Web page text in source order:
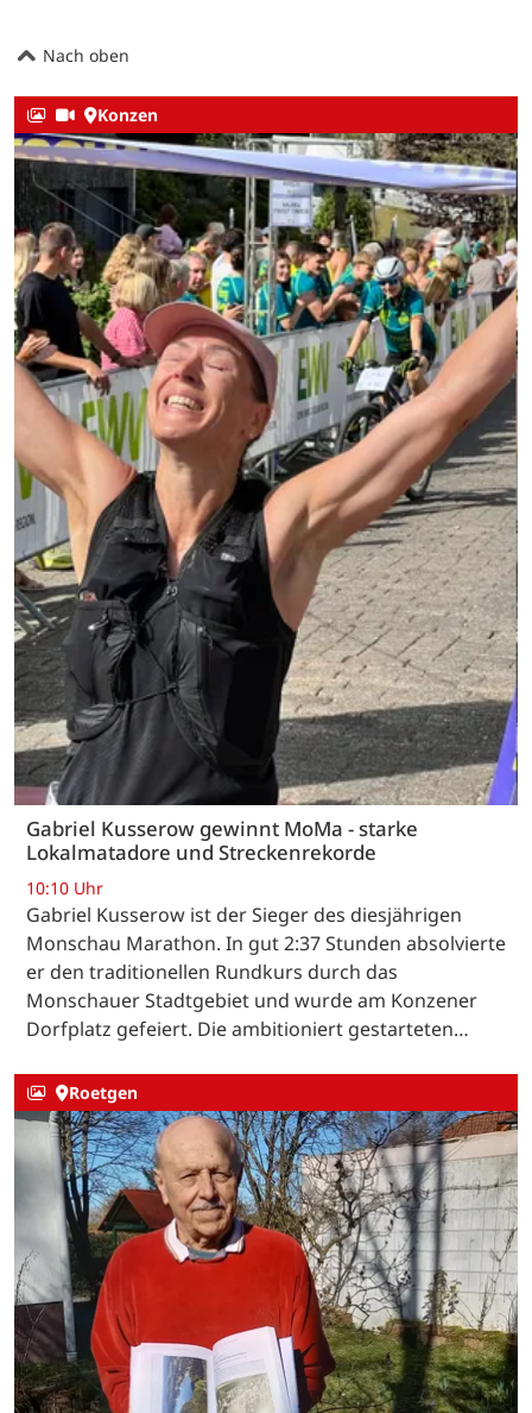
Nach oben
Konzen
Gabriel Kusserow gewinnt MoMa - starke
Lokalmatadore und Streckenrekorde
10:10 Uhr
Gabriel Kusserow ist der Sieger des diesjährigen
Monschau Marathon. In gut 2:37 Stunden absolvierte
er den traditionellen Rundkurs durch das
Monschauer Stadtgebiet und wurde am Konzener
Dorfplatz gefeiert. Die ambitioniert gestarteten…
Roetgen